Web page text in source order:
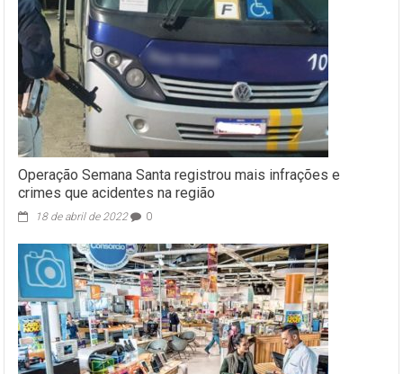
Operação Semana Santa registrou mais infrações e
crimes que acidentes na região
18 de abril de 2022 0